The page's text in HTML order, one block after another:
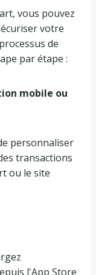
vous pouvez
votre
de
par étape :
mobile ou
personnaliser
transactions
ou le site
l'App Store